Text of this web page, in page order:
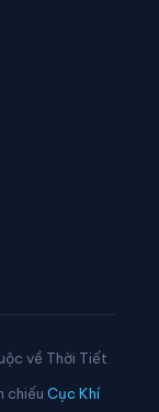
về Thời Tiết
chiếu Cục Khí